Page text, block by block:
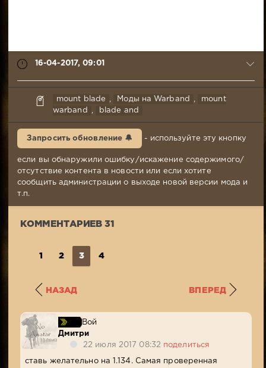
16-04-2017, 09:01
Дмитри
04-
Комментариев:
31
Просмотров:
mount blade , Моды на Warband ,
mount
warband
, blade and
Запросить обновление 🔔 - используйте эту кнопку
если вы обнаружили ошибку/искажение содержимого/
отсутствие контента в новости или если хотите
сообщить администрации о выходе новой версии мода и
т.п.
КОММЕНТАРИЕВ 31
1 2 3 4
НАЗАД ВПЕРЕД
Вой
Дмитри
22 июля 2017 08:32 поделиться
ставь желательно на 1.134. Самая проверенная